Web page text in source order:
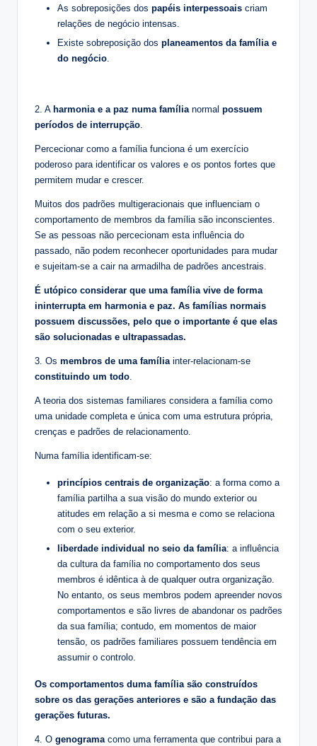
As sobreposições dos papéis interpessoais criam
relações de negócio intensas.
Existe sobreposição dos planeamentos da família e
do negócio
2. A harmonia e a paz numa família normal possuem
períodos de interrupção
Percecionar como a família funciona é um exercício
poderoso para identificar os valores e os pontos fortes que
permitem mudar e crescer.
Muitos dos padrões multigeracionais que influenciam o
comportamento de membros da família são inconscientes.
Se as pessoas não percecionam esta influência do
passado, não podem reconhecer oportunidades para mudar
e sujeitam-se a cair na armadilha de padrões ancestrais.
É utópico considerar que uma família vive de forma
ininterrupta em harmonia e paz. As famílias normais
possuem discussões, pelo que o importante é que elas
são solucionadas e ultrapassadas.
3. Os membros de uma família inter-relacionam-se
constituindo um todo
A teoria dos sistemas familiares considera a família como
uma unidade completa e única com uma estrutura própria,
crenças e padrões de relacionamento.
Numa família identificam-se:
princípios centrais de organização: a forma como a
família partilha a sua visão do mundo exterior ou
atitudes em relação a si mesma e como se relaciona
com o seu exterior.
liberdade individual no seio da família: a influência
da cultura da família no comportamento dos seus
membros é idêntica à de qualquer outra organização.
No entanto, os seus membros podem apreender novos
comportamentos e são livres de abandonar os padrões
da sua família; contudo, em momentos de maior
tensão, os padrões familiares possuem tendência em
assumir o controlo.
Os comportamentos duma família são construídos
sobre os das gerações anteriores e são a fundação das
gerações futuras.
4. O genograma como uma ferramenta que contribui para a